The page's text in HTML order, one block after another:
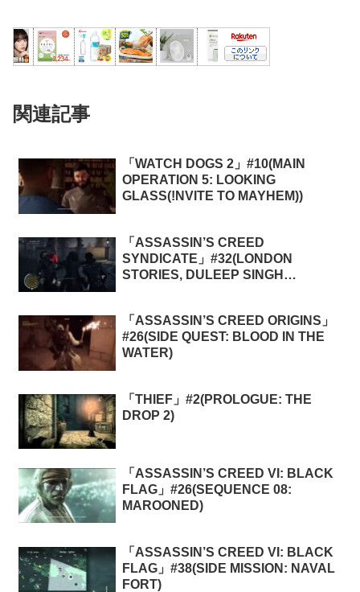
関連記事
「WATCH DOGS 2」#10(MAIN
OPERATION 5: LOOKING
GLASS(!NVITE TO MAYHEM))
「ASSASSIN’S CREED
SYNDICATE」#32(LONDON
STORIES, DULEEP SINGH
「ASSASSIN’S CREED ORIGINS」
#26(SIDE QUEST: BLOOD IN THE
WATER)
「THIEF」#2(PROLOGUE: THE
DROP 2)
「ASSASSIN’S CREED VI: BLACK
FLAG」#26(SEQUENCE 08:
MAROONED)
「ASSASSIN’S CREED VI: BLACK
FLAG」#38(SIDE MISSION: NAVAL
FORT)